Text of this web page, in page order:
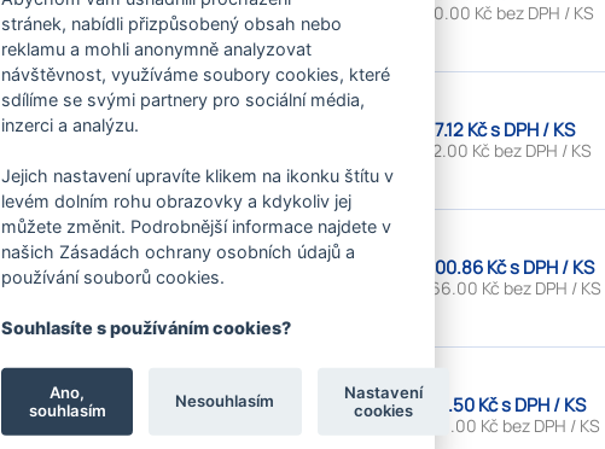
50.00 Kč bez DPH / KS
87.12 Kč s DPH / KS
72.00 Kč bez DPH / KS
200.86 Kč s DPH / KS
166.00 Kč bez DPH / KS
181.50 Kč s DPH / KS
150.00 Kč bez DPH / KS
stránek, nabídli přizpůsobený obsah nebo
reklamu a mohli anonymně analyzovat
návštěvnost, využíváme soubory cookies, které
sdílíme se svými partnery pro sociální média,
inzerci a analýzu.
Jejich nastavení upravíte klikem na ikonku štítu v
levém dolním rohu obrazovky a kdykoliv jej
můžete změnit. Podrobnější informace najdete v
našich Zásadách ochrany osobních údajů a
používání souborů cookies.
Souhlasíte s používáním cookies?
Ano,
souhlasím
Nesouhlasím
Nastavení
cookies